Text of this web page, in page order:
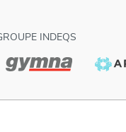
INDEQS